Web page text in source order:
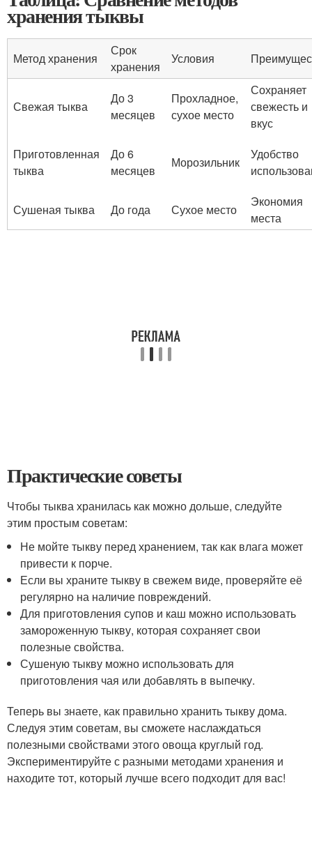
хранения тыквы
Метод хранения
Срок
хранения
Условия
Свежая тыква
До 3
месяцев
Прохладное,
сухое место
Сохраняет
свежесть и
вкус
Приготовленная
тыква
До 6
месяцев
Морозильник
Удобство
Сушеная тыква До года Сухое место
Экономия
места
Практические советы
Чтобы тыква хранилась как можно дольше, следуйте
этим простым советам:
Не мойте тыкву перед хранением, так как влага может
привести к порче.
Если вы храните тыкву в свежем виде, проверяйте её
регулярно на наличие повреждений.
Для приготовления супов и каш можно использовать
замороженную тыкву, которая сохраняет свои
полезные свойства.
Сушеную тыкву можно использовать для
приготовления чая или добавлять в выпечку.
Теперь вы знаете, как правильно хранить тыкву дома.
Следуя этим советам, вы сможете наслаждаться
полезными свойствами этого овоща круглый год.
Экспериментируйте с разными методами хранения и
находите тот, который лучше всего подходит для вас!